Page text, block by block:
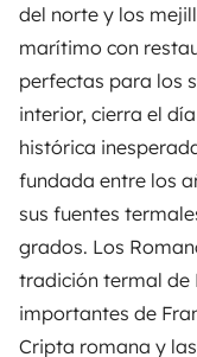
del norte y los
marítimo con
perfectas para los
interior, cierra el
histórica
fundada entre los
sus fuentes
grados. Los
tradición termal de
importantes de
Cripta romana y